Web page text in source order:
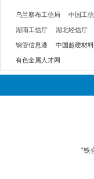
乌兰察布工信局 中国工
湖南工信厅 湖北经信厅
钢管信息港 中国超硬材
有色金属人才网
“铁